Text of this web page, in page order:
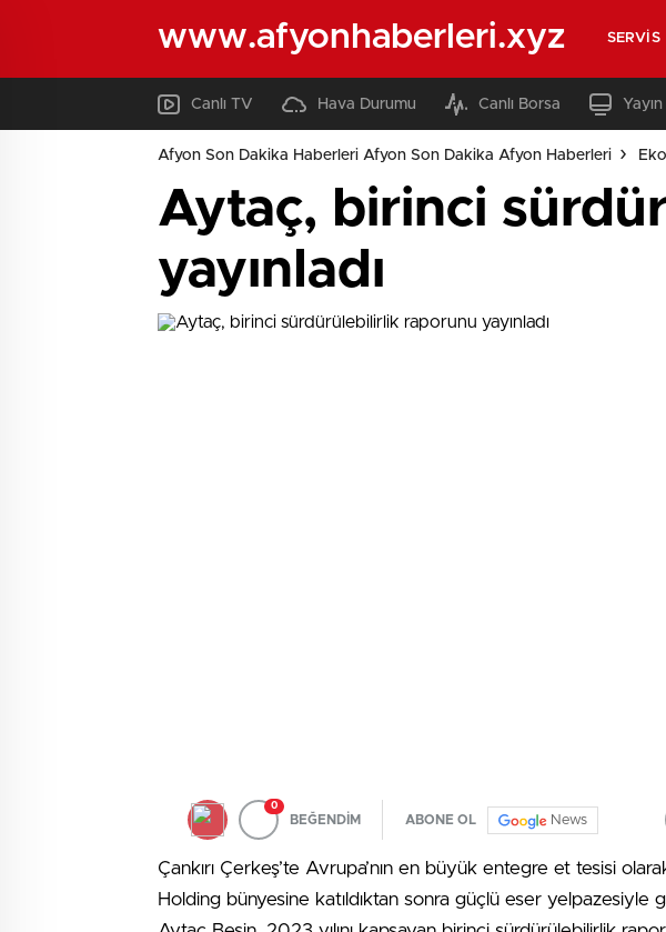
www.afyonhaberleri.xyz SERVIS
Canlı TV Hava Durumu Canlı Borsa Yayın
Afyon Son Dakika Haberleri Afyon Son Dakika Afyon Haberleri
Aytaç, birinci
yayınladı
0
BEĞENDİM ABONE OL News
Çankırı Çerkeş’te Avrupa’nın en büyük entegre et tesisi
Holding bünyesine katıldıktan sonra güçlü eser